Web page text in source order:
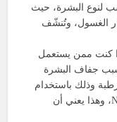
لنوع البشرة، حيث
الغسول، وتُنشّف
كنت ممن يستعمل
جفاف البشرة
وذلك باستخدام
مرطبات طُبع عليها كلمة Non-comedogenic، وهذا يعني أن